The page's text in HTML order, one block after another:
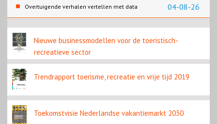
contentbron
04-08-26
Overtuigende verhalen vertellen met data
Nieuwe businessmodellen voor de toeristisch-
recreatieve sector
Trendrapport toerisme, recreatie en vrije tijd 2019
Toekomstvisie Nederlandse vakantiemarkt 2030